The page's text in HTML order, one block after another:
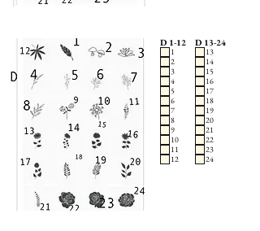
D 1-12
1
2
3
4
5
6
7
8
9
10
11
12
D 13-24
13
14
15
16
17
18
19
20
21
22
23
24